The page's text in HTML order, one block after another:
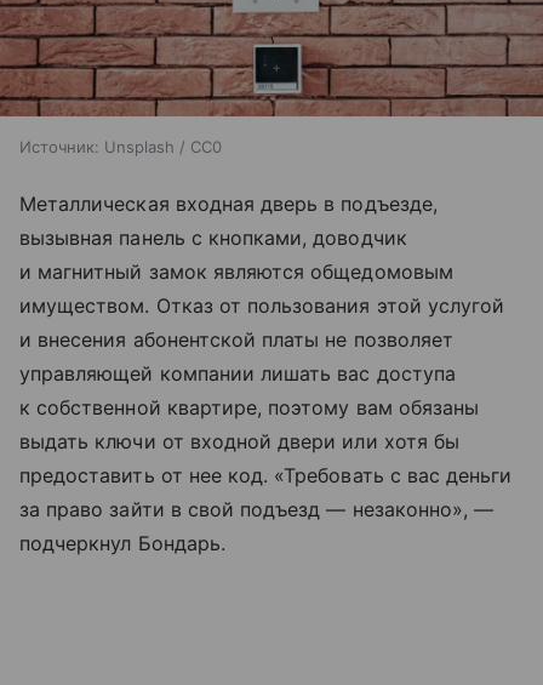
Источник: Unsplash / CC0
Металлическая входная дверь в подъезде,
вызывная панель с кнопками, доводчик
и магнитный замок являются общедомовым
имуществом. Отказ от пользования этой услугой
и внесения абонентской платы не позволяет
управляющей компании лишать вас доступа
к собственной квартире, поэтому вам обязаны
выдать ключи от входной двери или хотя бы
предоставить от нее код. «Требовать с вас деньги
за право зайти в свой подъезд — незаконно», —
подчеркнул Бондарь.